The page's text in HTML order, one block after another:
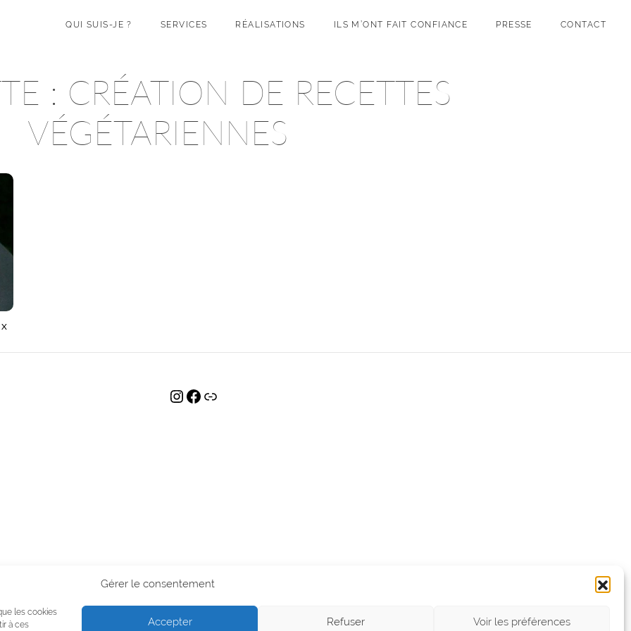
Gérer le consentement
les cookies
à ces
Accepter Refuser Voir les préférences
QUI SUIS-JE ? SERVICES RÉALISATIONS ILS M’ONT FAIT CONFIANCE PRESSE CONTACT
: CRÉATION DE RECETTES
VÉGÉTARIENNES
INSTAGRAM
FACEBOOK
LIEN